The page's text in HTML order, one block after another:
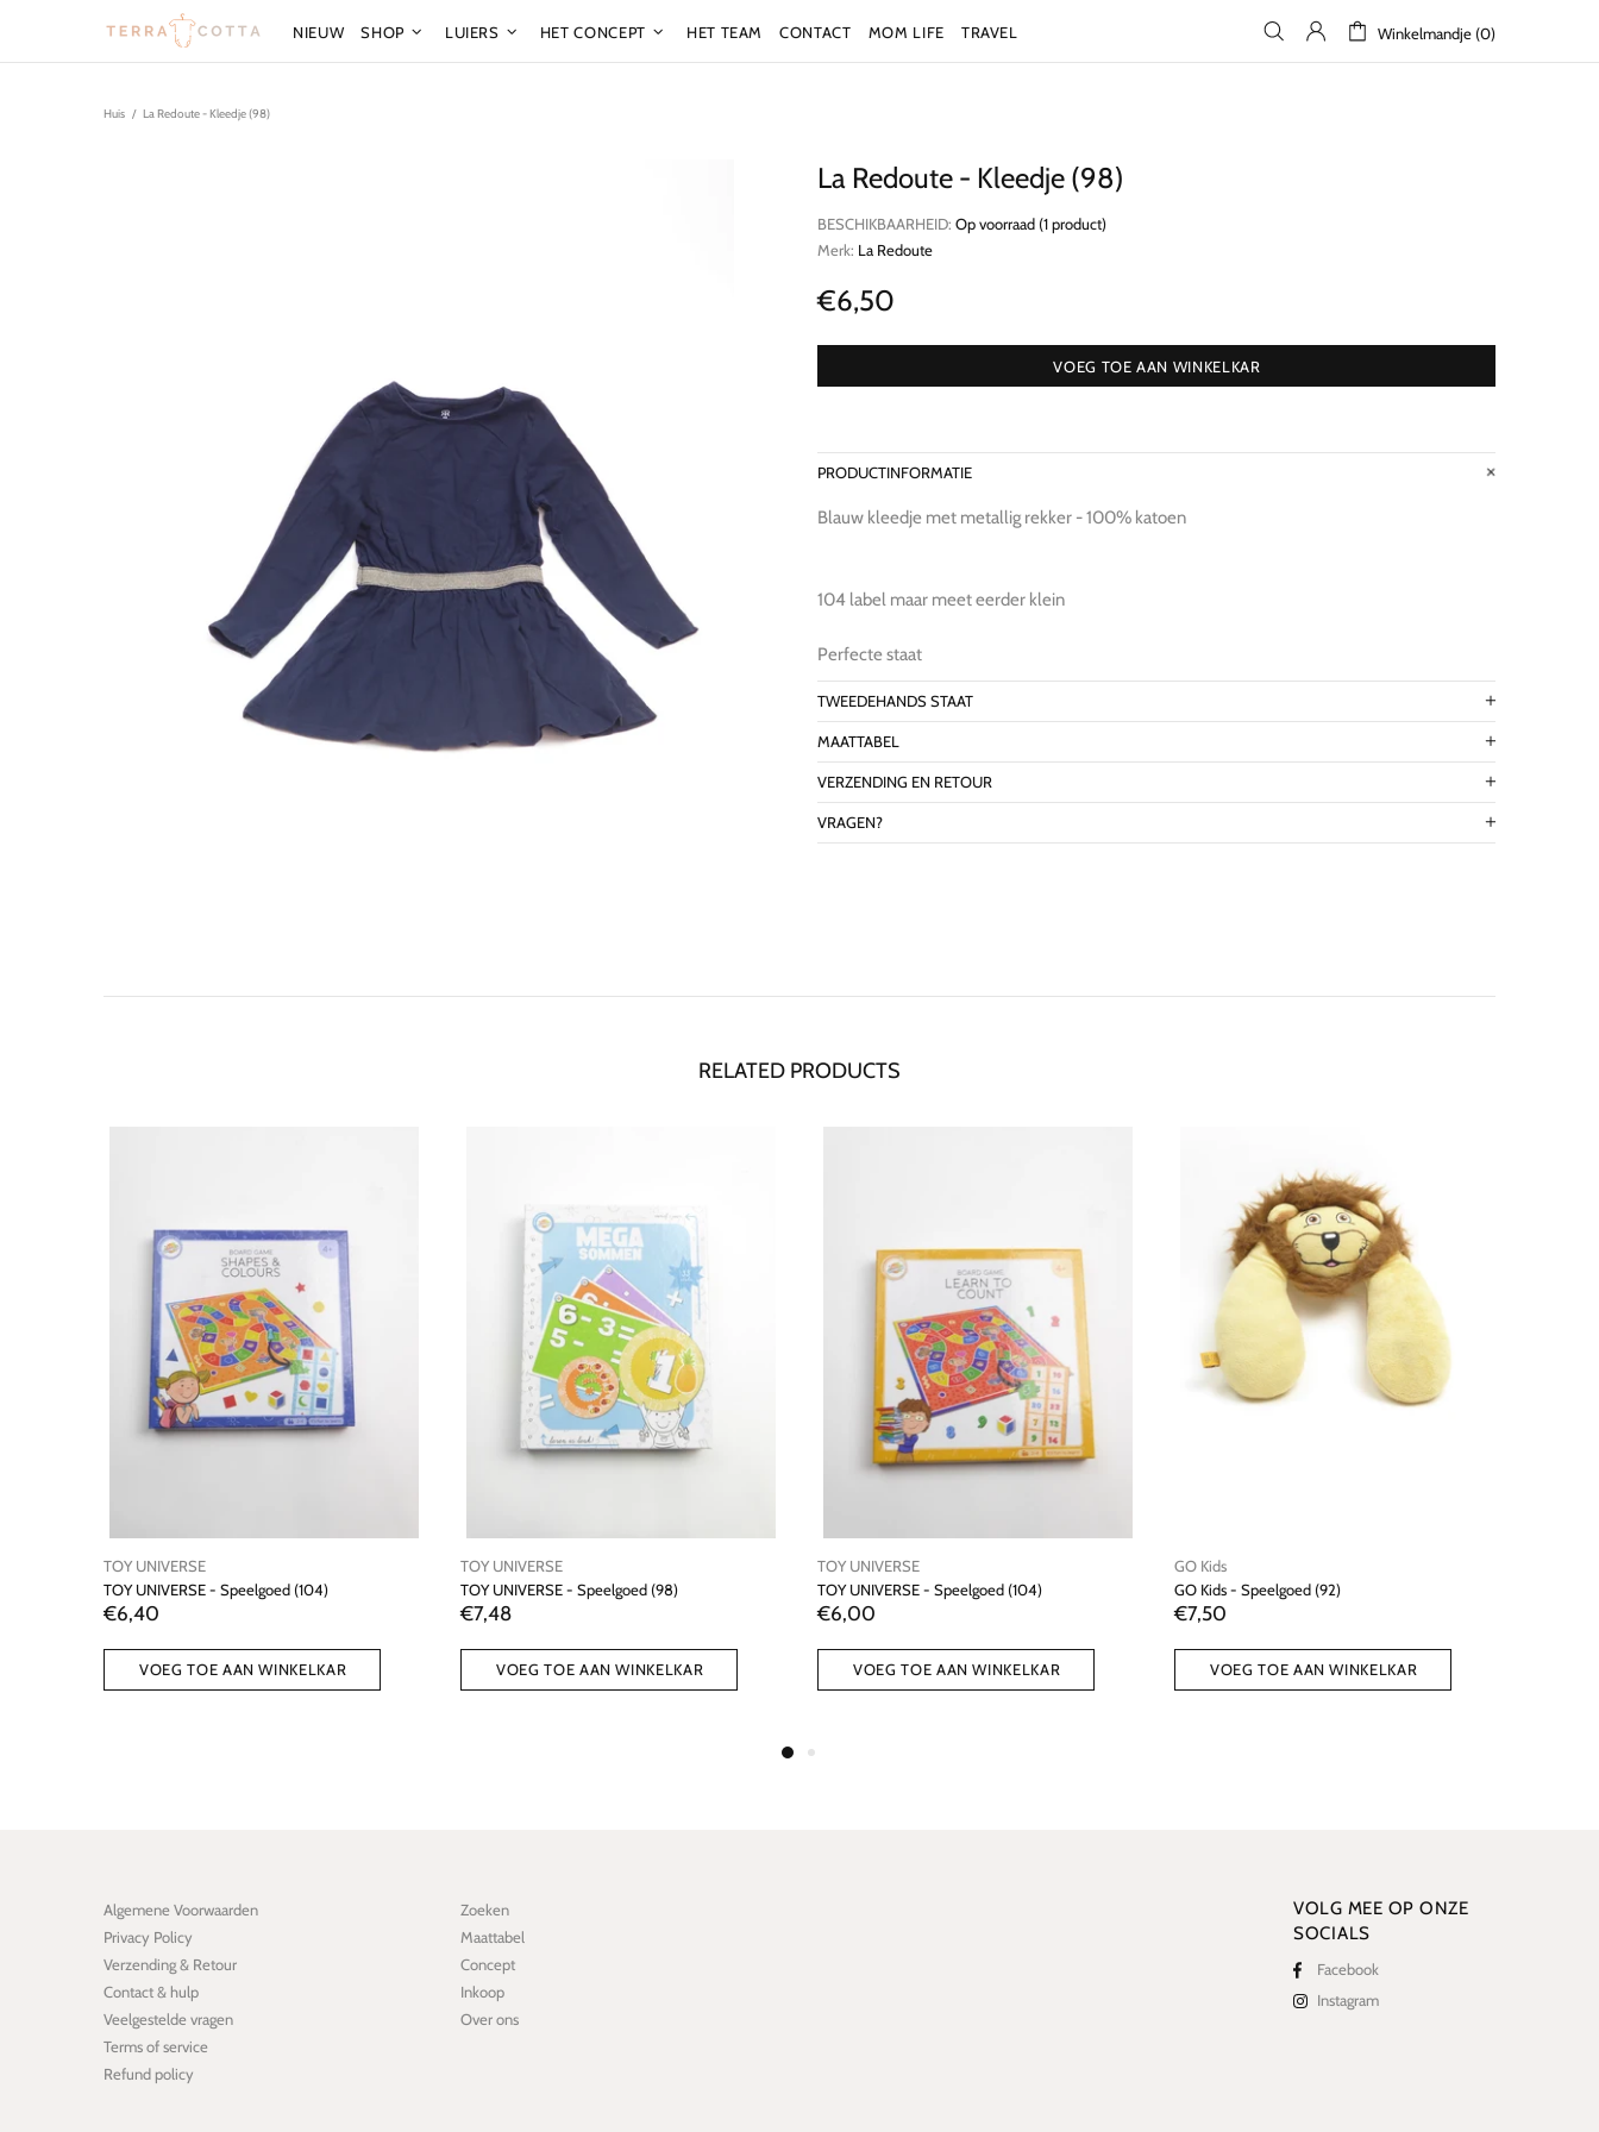
NIEUW SHOP LUIERS HET CONCEPT HET TEAM CONTACT MOM LIFE TRAVEL Winkelmandje (0)
Huis La Redoute - Kleedje (98)
La Redoute - Kleedje (98)
BESCHIKBAARHEID: Op voorraad (1 product)
Merk: La Redoute
€6,50
VOEG TOE AAN WINKELKAR
PRODUCTINFORMATIE
Blauw kleedje met metallig rekker - 100% katoen
104 label maar meet eerder klein
Perfecte staat
TWEEDEHANDS STAAT
MAATTABEL
VERZENDING EN RETOUR
VRAGEN?
RELATED PRODUCTS
UNIVERSE - Speelgoed (104)
VOEG TOE AAN WINKELKAR
TOY UNIVERSE - Speelgoed (98)
VOEG TOE AAN WINKELKAR
TOY UNIVERSE - Speelgoed (104)
VOEG TOE AAN WINKELKAR
GO Kids - Speelgoed (92)
VOEG TOE AAN WINKELKAR
Algemene Voorwaarden
Privacy Policy
Verzending & Retour
Contact & hulp
Veelgestelde vragen
Terms of service
Refund policy
Zoeken
Maattabel
Concept
Inkoop
Over ons
VOLG MEE OP ONZE
SOCIALS
Facebook
Instagram